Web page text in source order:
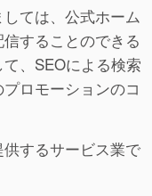
ては、公式ホーム
することのできる
、SEOによる検索
ロモーションのコ
するサービス業で